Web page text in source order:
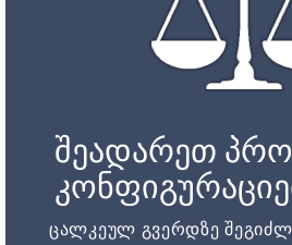
შეადარეთ
ცალკეულ გვერდზე